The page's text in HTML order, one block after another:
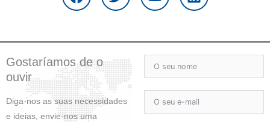
e
o
o
k
t
e
r
t
b
e
k
d
i
n
Gostaríamos de o
ouvir
Diga-nos as suas necessidades
e ideias, envie-nos uma